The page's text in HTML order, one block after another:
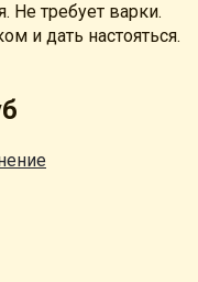
Не требует варки.
и дать настояться.